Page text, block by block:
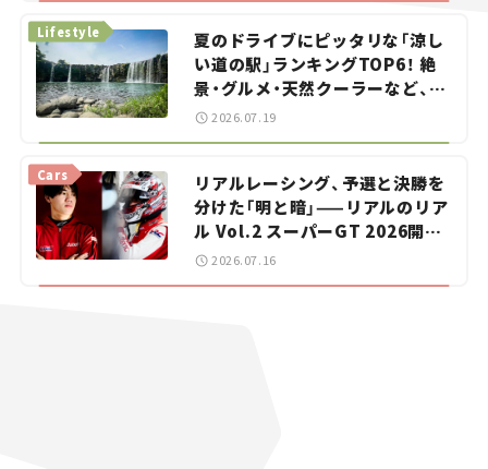
夏のドライブにピッタリな「涼し
い道の駅」ランキングTOP6！ 絶
景・グルメ・天然クーラーなど、避
暑におすすめのスポットを紹介
Lifestyle
2026.07.19
リアルレーシング、予選と決勝を
分けた「明と暗」——リアルのリア
ル Vol.2 スーパーGT 2026開幕
戦 岡山国際サーキット
Cars
2026.07.16